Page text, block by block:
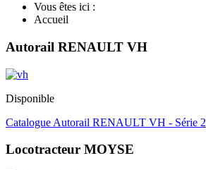
Vous êtes ici :
Accueil
Autorail RENAULT VH
Disponible
Catalogue Autorail RENAULT VH - Série 2
Locotracteur MOYSE